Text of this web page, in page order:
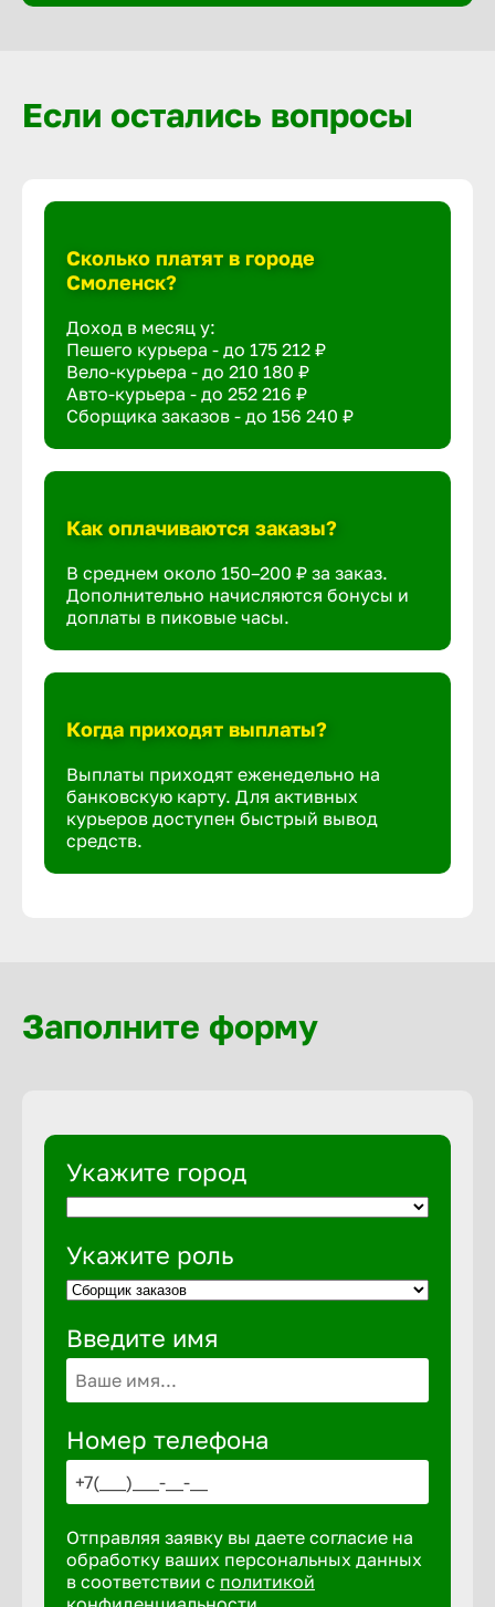
Если остались вопросы
Сколько платят в городе
Смоленск?
Доход в месяц у:
Пешего курьера - до 175 212 ₽
Вело-курьера - до 210 180 ₽
Авто-курьера - до 252 216 ₽
Сборщика заказов - до 156 240 ₽
Как оплачиваются заказы?
В среднем около 150–200 ₽ за заказ.
Дополнительно начисляются бонусы и
доплаты в пиковые часы.
Когда приходят выплаты?
Выплаты приходят еженедельно на
банковскую карту. Для активных
курьеров доступен быстрый вывод
средств.
Заполните форму
Укажите город
Укажите роль
Введите имя
Номер телефона
Отправляя заявку вы даете согласие на
обработку ваших персональных данных
в соответствии с политикой